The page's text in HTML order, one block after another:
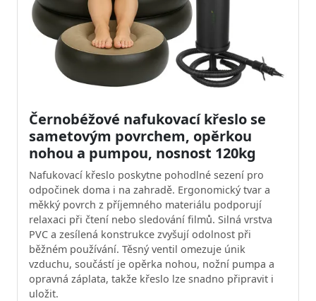
Černobéžové nafukovací křeslo se
sametovým povrchem, opěrkou
nohou a pumpou, nosnost 120kg
Nafukovací křeslo poskytne pohodlné sezení pro
odpočinek doma i na zahradě. Ergonomický tvar a
měkký povrch z příjemného materiálu podporují
relaxaci při čtení nebo sledování filmů. Silná vrstva
PVC a zesílená konstrukce zvyšují odolnost při
běžném používání. Těsný ventil omezuje únik
vzduchu, součástí je opěrka nohou, nožní pumpa a
opravná záplata, takže křeslo lze snadno připravit i
uložit.